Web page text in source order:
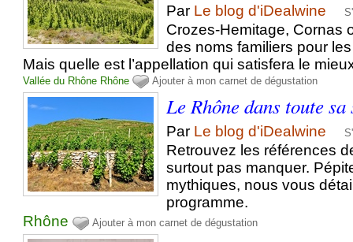
Par Le blog d'iDealwine
Crozes-Hemitage, Cornas
des noms familiers pour
Mais quelle est l’appellation qui satisfera le
Vallée du Rhône Rhône Ajouter à mon carnet de dégustation
Le Rhône dans toute
Par Le blog d'iDealwine
Retrouvez les références
surtout pas manquer.
mythiques, nous vous
programme.
Rhône
Ajouter à mon carnet de dégustation